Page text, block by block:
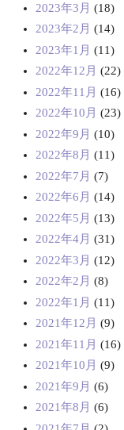
2023年3月 (18)
2023年2月 (14)
2023年1月 (11)
2022年12月 (22)
2022年11月 (16)
2022年10月 (23)
2022年9月 (10)
2022年8月 (11)
2022年7月 (7)
2022年6月 (14)
2022年5月 (13)
2022年4月 (31)
2022年3月 (12)
2022年2月 (8)
2022年1月 (11)
2021年12月 (9)
2021年11月 (16)
2021年10月 (9)
2021年9月 (6)
2021年8月 (6)